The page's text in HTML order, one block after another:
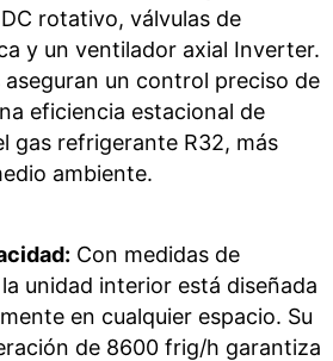
rotativo, válvulas de
y un ventilador axial Inverter.
un control preciso de
eficiencia estacional de
gas refrigerante R32, más
ambiente.
Con medidas de
unidad interior está diseñada
en cualquier espacio. Su
de 8600 frig/h garantiza